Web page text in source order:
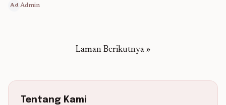
Ad Admin
Laman Berikutnya »
Tentang Kami